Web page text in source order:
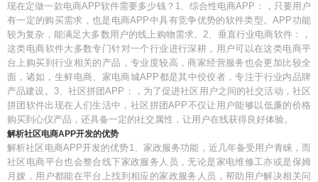
现在定做一款电商APP软件需要多少钱？1、综合性电商APP：，只要用户
有一定的购买需求，也是电商APP中具有竞争优势的软件类型。APP功能
较为复杂，能满足大多数用户的线上购物需求。2、垂直行业电商软件：，
这类电商软件大多数专门针对一个行业进行深耕，用户可以在这类电商平
台上购买到行业相关的产品，专业度较高，商家经营服务也会更加比较全
面，诸如，生鲜电商、家电商城APP都是其中佼佼者，专注于行业内品牌
产品建设。3、社区拼团APP：，为了促进社区用户之间的社交活动，社区
拼团软件出现在人们生活中，社区拼团APP不仅让用户能够以低廉的价格
购买到心仪产品，还具备一定的社交属性，让用户在线获得良好体验。
解析社区电商APP开发的优势
解析社区电商APP开发的优势1、家政服务功能，近几年备受用户青睐，而
社区电商平台也会整合线下家政服务人员，无论是家电维修工亦或是保姆
月嫂，用户都能在平台上找到相应的家政服务人员，帮助用户解决相关问